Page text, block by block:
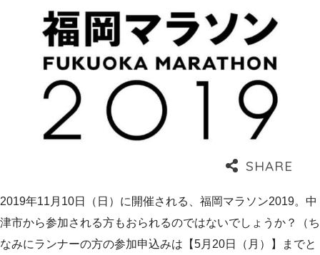
2019年11月10日（日）に開催される、福岡マラソン2019。中
津市から参加される方もおられるのではないでしょうか？（ち
なみにランナーの方の参加申込みは【5月20日（月）】までと